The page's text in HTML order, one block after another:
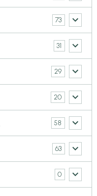
73
31
29
20
58
63
0